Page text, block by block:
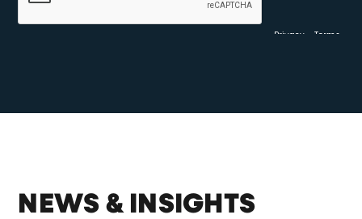
NEWS & INSIGHTS